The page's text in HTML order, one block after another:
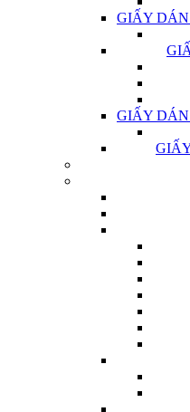
GIẤY
GIẤY